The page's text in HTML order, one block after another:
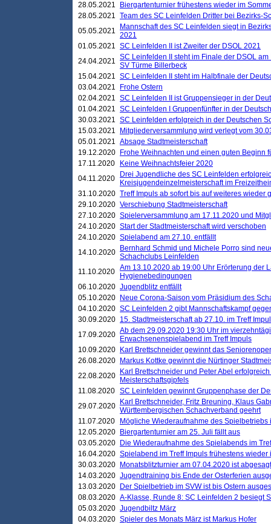
28.05.2021
Biergartenturnier frühestens wieder im
28.05.2021 Team des SC Leinfelden Dritter bei Bezirks-
05.05.2021
Mannschaft des SC Leinfelden siegt in
2021
01.05.2021 SC Leinfelden II ist Zweiter der DSOL 2021
24.04.2021 SC Leinfelden II steht im Finale der DSOL
SV Türme Billerbeck
15.04.2021 SC Leinfelden II steht im Halbfinale der
03.04.2021
Frohe Ostern
02.04.2021 SC Leinfelden II ist Gruppensieger in der
01.04.2021 SC Leinfelden I Gruppenfünfter in der
30.03.2021 SC Leinfelden erfolgreich in der Deutschen
15.03.2021
Mitgliederversammlung wird verlegt vom
05.01.2021 Absage Stadtmeisterschaft
19.12.2020
Frohe Weihnachten und einen guten Beginn
17.11.2020
Keine Weihnachtsfeier 2020
04.11.2020
Drei Jugendliche des SC Leinfelden
Kreisjugendeinzelmeisterschaft im
31.10.2020 Treff Impuls ab sofort bis auf weiteres wieder
29.10.2020 Verschiebung Stadtmeisterschaft
27.10.2020 Spielerversammlung am 17.11.2020 und
24.10.2020 Start der Stadtmeisterschaft wird verschoben
24.10.2020 Spielabend am 27.10. entfällt
14.10.2020
Bernhard Schmid und Michele Porro sind
Schachclubs Leinfelden
11.10.2020 Am 13.10.2020 ab 19:00 Uhr Erörterung der
Hygienebedingungen
06.10.2020 Jugendblitz entfällt
05.10.2020
Neue Corona-Saison vom Präsidium des
04.10.2020 SC Leinfelden 2 gibt Mannschaftskampf
30.09.2020 15. Stadtmeisterschaft ab 27.10. im Treff
17.09.2020 Ab dem 29.09.2020 19:30 Uhr im
Erwachsenenspielabend im Treff Impuls
10.09.2020
Karl Brettschneider gewinnt das
26.08.2020
Markus Kottke gewinnt die Nürtinger
22.08.2020
Karl Brettschneider und Peter Abel
Meisterschaftsgipfels
11.08.2020 SC Leinfelden gewinnt Gruppenphase der
29.07.2020
Karl Brettschneider, Fritz Breuning, Klaus
Württembergischen Schachverband geehrt
11.07.2020
Mögliche Wiederaufnahme des Spielbetriebs
12.05.2020
Biergartenturnier am 25. Juli fällt aus
03.05.2020
Die Wiederaufnahme des Spielabends im
16.04.2020 Spielabend im Treff Impuls frühestens wieder
30.03.2020
Monatsblitzturnier am 07.04.2020 ist abgesagt
14.03.2020 Jugendtraining bis Ende der Osterferien
13.03.2020
Der Spielbetrieb im SVW ist bis Ostern
08.03.2020 A-Klasse, Runde 8: SC Leinfelden 2 besiegt
05.03.2020 Jugendbiltz März
04.03.2020 Spieler des Monats März ist Markus Hofer